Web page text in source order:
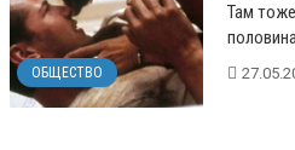
ОБЩЕСТВО
Там
между